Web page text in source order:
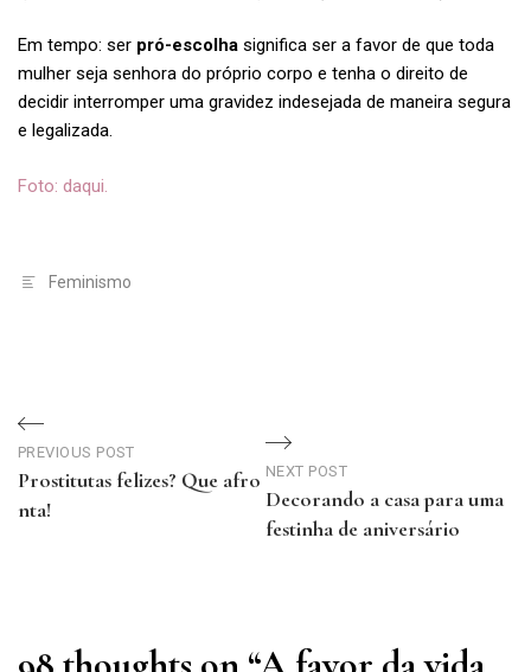
Em tempo: ser pró-escolha significa ser a favor de que toda
mulher seja senhora do próprio corpo e tenha o direito de
decidir interromper uma gravidez indesejada de maneira segura
e legalizada.
Foto: daqui.
Feminismo
Navegação
de
Post
PREVIOUS POST
Prostitutas felizes? Que afro
nta!
NEXT POST
Decorando a casa para uma
festinha de aniversário